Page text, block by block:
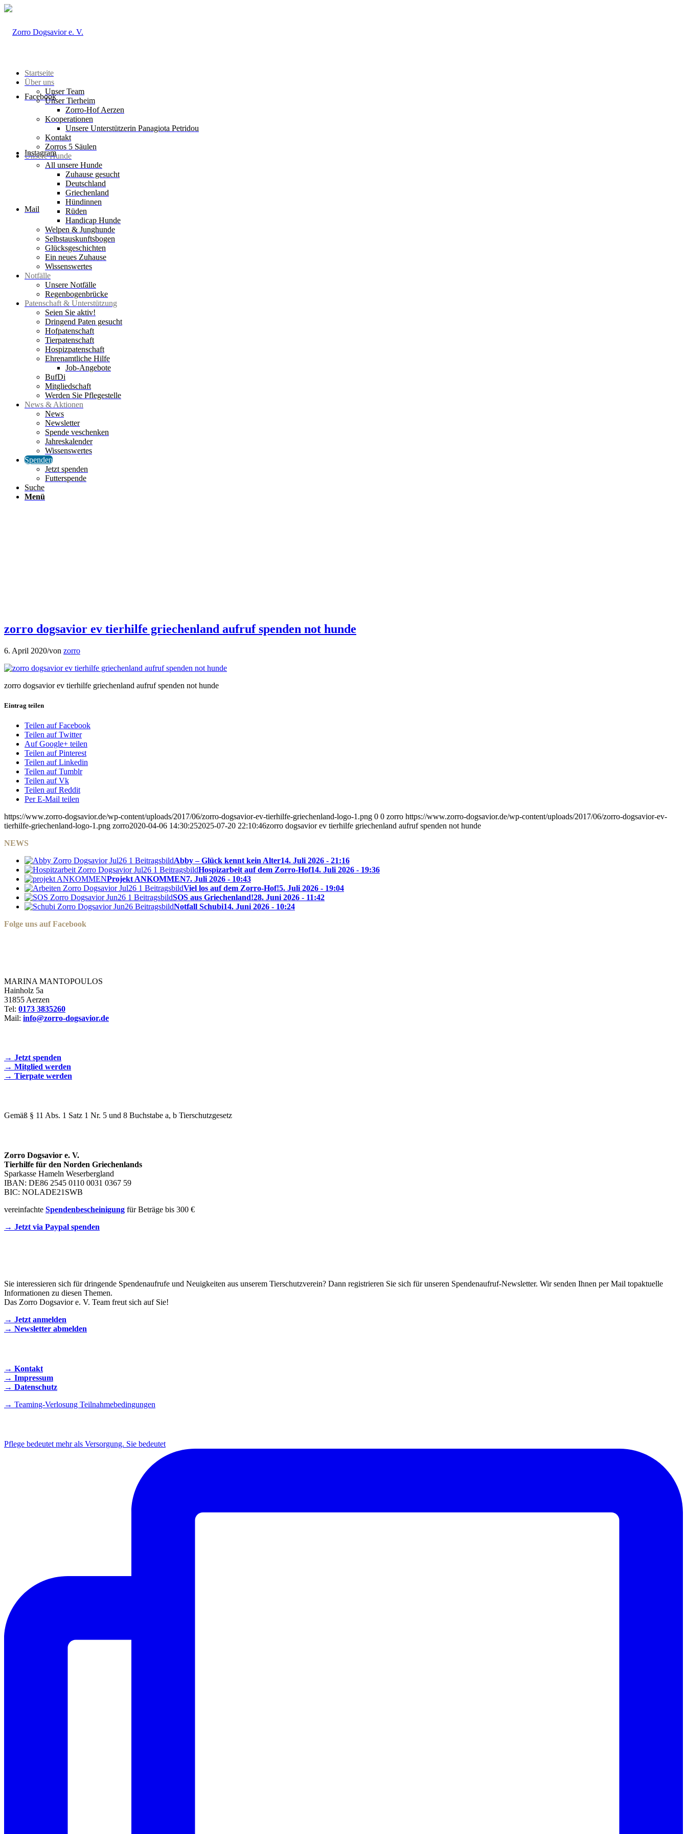
Facebook
Instagram
Mail
Startseite
Über uns
Unser Team
Unser Tierheim
Zorro-Hof Aerzen
Kooperationen
Unsere Unterstützerin Panagiota Petridou
Kontakt
Zorros 5 Säulen
Unsere Hunde
All unsere Hunde
Zuhause gesucht
Deutschland
Griechenland
Hündinnen
Rüden
Handicap Hunde
Welpen & Junghunde
Selbstauskunftsbogen
Glücksgeschichten
Ein neues Zuhause
Wissenswertes
Notfälle
Unsere Notfälle
Regenbogenbrücke
Patenschaft & Unterstützung
Seien Sie aktiv!
Dringend Paten gesucht
Hofpatenschaft
Tierpatenschaft
Hospizpatenschaft
Ehrenamtliche Hilfe
Job-Angebote
BufDi
Mitgliedschaft
Werden Sie Pflegestelle
News & Aktionen
News
Newsletter
Spende veschenken
Jahreskalender
Wissenswertes
Spenden
Jetzt spenden
Futterspende
Suche
Menü
zorro dogsavior ev tierhilfe griechenland aufruf spenden not hunde
6. April 2020/von zorro
zorro dogsavior ev tierhilfe griechenland aufruf spenden not hunde
Eintrag teilen
Teilen auf Facebook
Teilen auf Twitter
Auf Google+ teilen
Teilen auf Pinterest
Teilen auf Linkedin
Teilen auf Tumblr
Teilen auf Vk
Teilen auf Reddit
Per E-Mail teilen
https://www.zorro-dogsavior.de/wp-content/uploads/2017/06/zorro-dogsavior-ev-tierhilfe-griechenland-logo-1.png 0 0 zorro https://www.zorro-dogsavior.de/wp-content/uploads/2017/06/zorro-dogsavior-ev-
tierhilfe-griechenland-logo-1.png zorro2020-04-06 14:30:252025-07-20 22:10:46zorro dogsavior ev tierhilfe griechenland aufruf spenden not hunde
NEWS
Abby – Glück kennt kein Alter14. Juli 2026 - 21:16
Hospizarbeit auf dem Zorro-Hof14. Juli 2026 - 19:36
Projekt ANKOMMEN7. Juli 2026 - 10:43
Viel los auf dem Zorro-Hof!5. Juli 2026 - 19:04
SOS aus Griechenland!28. Juni 2026 - 11:42
Notfall Schubi14. Juni 2026 - 10:24
Folge uns auf Facebook
MARINA MANTOPOULOS
Hainholz 5a
31855 Aerzen
Tel: 0173 3835260
Mail: info@zorro-dogsavior.de
→ Jetzt spenden
→ Mitglied werden
→ Tierpate werden
Gemäß § 11 Abs. 1 Satz 1 Nr. 5 und 8 Buchstabe a, b Tierschutzgesetz
Zorro Dogsavior e. V.
Tierhilfe für den Norden Griechenlands
Sparkasse Hameln Weserbergland
IBAN: DE86 2545 0110 0031 0367 59
BIC: NOLADE21SWB
vereinfachte Spendenbescheinigung für Beträge bis 300 €
→ Jetzt via Paypal spenden
Sie interessieren sich für dringende Spendenaufrufe und Neuigkeiten aus unserem Tierschutzverein? Dann registrieren Sie sich für unseren Spendenaufruf-Newsletter. Wir senden Ihnen per Mail topaktuelle
Informationen zu diesen Themen.
Das Zorro Dogsavior e. V. Team freut sich auf Sie!
→ Jetzt anmelden
→ Newsletter abmelden
→ Kontakt
→ Impressum
→ Datenschutz
→ Teaming-Verlosung Teilnahmebedingungen
Pflege bedeutet mehr als Versorgung. Sie bedeutet